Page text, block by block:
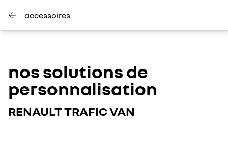
accessoires
nos solutions de
personnalisation
RENAULT TRAFIC VAN